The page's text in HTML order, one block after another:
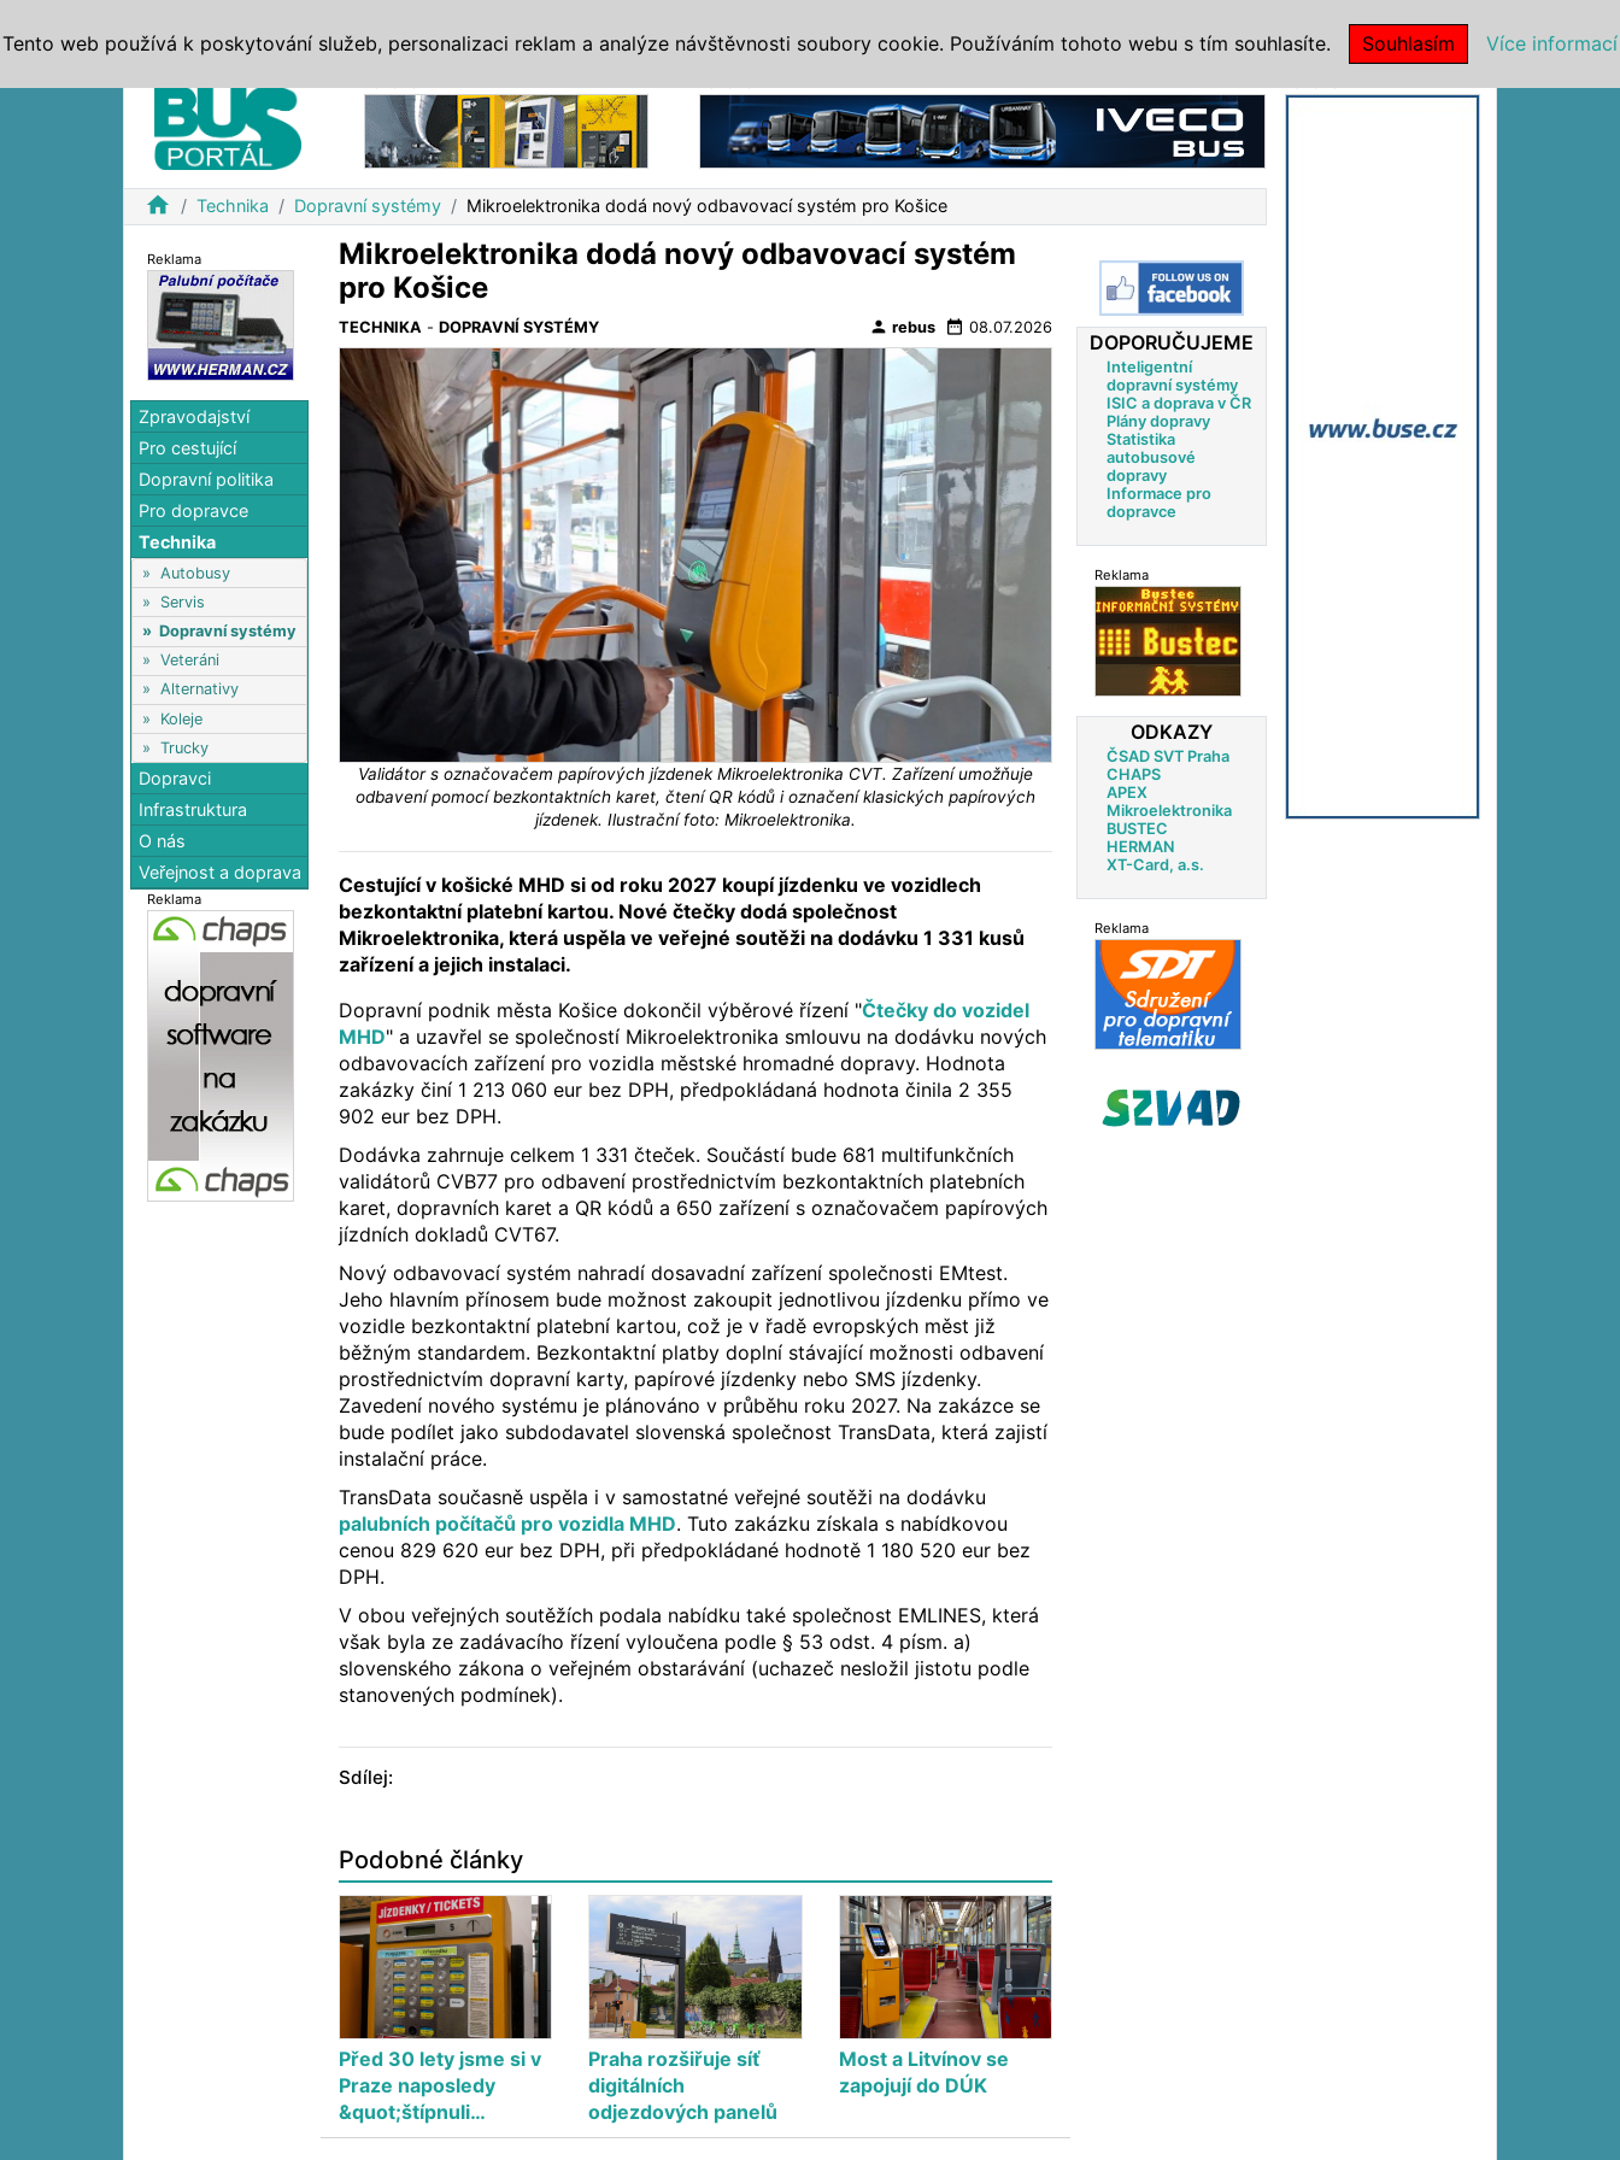
home Technika Dopravní systémy Mikroelektronika dodá nový odbavovací systém pro Košice
Reklama
Zpravodajství
Pro cestující
Dopravní politika
Pro dopravce
Technika
» Autobusy
» Servis
» Dopravní systémy
» Veteráni
» Alternativy
» Koleje
» Trucky
Dopravci
Infrastruktura
O nás
Veřejnost a doprava
Reklama
Mikroelektronika dodá nový odbavovací systém
pro Košice
TECHNIKA -DOPRAVNÍ SYSTÉMY person rebus date_range 08.07.2026
Validátor s označovačem papírových jízdenek Mikroelektronika CVT. Zařízení umožňuje
odbavení pomocí bezkontaktních karet, čtení QR kódů i označení klasických papírových
jízdenek. Ilustrační foto: Mikroelektronika.
Cestující v košické MHD si od roku 2027 koupí jízdenku ve vozidlech
bezkontaktní platební kartou. Nové čtečky dodá společnost
Mikroelektronika, která uspěla ve veřejné soutěži na dodávku 1 331 kusů
zařízení a jejich instalaci.
Dopravní podnik města Košice dokončil výběrové řízení "Čtečky do vozidel
MHD" a uzavřel se společností Mikroelektronika smlouvu na dodávku nových
odbavovacích zařízení pro vozidla městské hromadné dopravy. Hodnota
zakázky činí 1 213 060 eur bez DPH, předpokládaná hodnota činila 2 355
902 eur bez DPH.
Dodávka zahrnuje celkem 1 331 čteček. Součástí bude 681 multifunkčních
validátorů CVB77 pro odbavení prostřednictvím bezkontaktních platebních
karet, dopravních karet a QR kódů a 650 zařízení s označovačem papírových
jízdních dokladů CVT67.
Nový odbavovací systém nahradí dosavadní zařízení společnosti EMtest.
Jeho hlavním přínosem bude možnost zakoupit jednotlivou jízdenku přímo ve
vozidle bezkontaktní platební kartou, což je v řadě evropských měst již
běžným standardem. Bezkontaktní platby doplní stávající možnosti odbavení
prostřednictvím dopravní karty, papírové jízdenky nebo SMS jízdenky.
Zavedení nového systému je plánováno v průběhu roku 2027. Na zakázce se
bude podílet jako subdodavatel slovenská společnost TransData, která zajistí
instalační práce.
TransData současně uspěla i v samostatné veřejné soutěži na dodávku
palubních počítačů pro vozidla MHD. Tuto zakázku získala s nabídkovou
cenou 829 620 eur bez DPH, při předpokládané hodnotě 1 180 520 eur bez
DPH.
V obou veřejných soutěžích podala nabídku také společnost EMLINES, která
však byla ze zadávacího řízení vyloučena podle § 53 odst. 4 písm. a)
slovenského zákona o veřejném obstarávání (uchazeč nesložil jistotu podle
stanovených podmínek).
Sdílej:
Podobné články
Před 30 lety jsme si v
Praze naposledy
&quot;štípnuli…
Praha rozšiřuje síť
digitálních
odjezdových panelů
Most a Litvínov se
zapojují do DÚK
DOPORUČUJEME
Inteligentní
dopravní systémy
ISIC a doprava v ČR
Plány dopravy
Statistika
autobusové
dopravy
Informace pro
dopravce
Reklama
ODKAZY
ČSAD SVT Praha
CHAPS
APEX
Mikroelektronika
BUSTEC
HERMAN
XT-Card, a.s.
Reklama
Tento web používá k poskytování služeb, personalizaci reklam a analýze návštěvnosti soubory cookie. Používáním tohoto webu s tím souhlasíte. Souhlasím Více informací